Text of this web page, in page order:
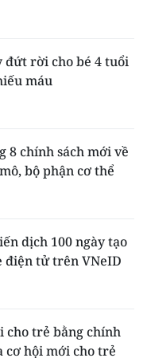
đứt rời cho bé 4 tuổi
máu
8 chính sách mới về
bộ phận cơ thể
dịch 100 ngày tạo
điện tử trên VNeID
cho trẻ bằng chính
cơ hội mới cho trẻ